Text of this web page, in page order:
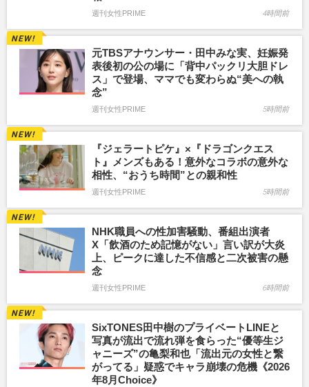
週刊女性PRIME 4時間前
元TBSアナウンサー・田中みな実、妊娠発
表後初の公の場に「背中パックリ大胆ドレ
ス」で登場、ママでも変わらぬ“美への執
念”
週刊女性PRIME 5時間前
『ジェラートピケ』×『ドラゴンクエス
ト』メンズもある！意外なコラボの意外な
相性、“おうち時間”との親和性
週刊女性PRIME 5時間前
NHK職員への性加害騒動、番組出演者
X「飲酒のため記憶がない」言い訳が大炎
上、ピークに達した不信感と二次被害の懸
念
週刊女性PRIME 6時間前
SixTONES田中樹のプライベートLINEと
写真が流出で流れ弾を食らった“優等生ジ
ャニーズ”の亀梨和也「流出元の女性と繋
がってる」疑惑でキャラ崩壊の危機《2026
年8月Choice》